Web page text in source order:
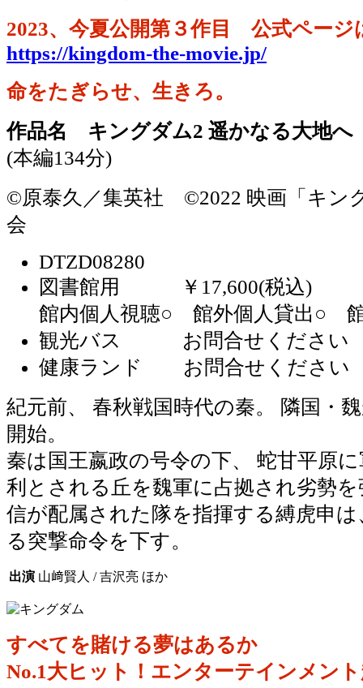
2023、今夏公開第３作目 公式ページ
https://kingdom-the-movie.jp/
命をたぎらせ、生きろ。
作品名 キングダム2 遥かなる大地へ
(本編134分)
©原泰久／集英社 ©2022 映画「キン
会
DTZD08280
図書館用 ￥17,600(税込)
館内個人視聴○ 館外個人貸出○
観光バス お問合せください
健康ランド お問合せください
紀元前、 春秋戦国時代の秦。 隣国・
開始。
秦は国王嬴政の号令の下、 蛇甘平原
利とされる丘を魏軍に占拠され劣勢
信が配属された隊を指揮する縛虎申
る突撃命令を下す。
出演 山﨑賢人 / 吉沢亮 ほか
すべてを賭ける夢はあるか
No.1大ヒット！エンターテインメン